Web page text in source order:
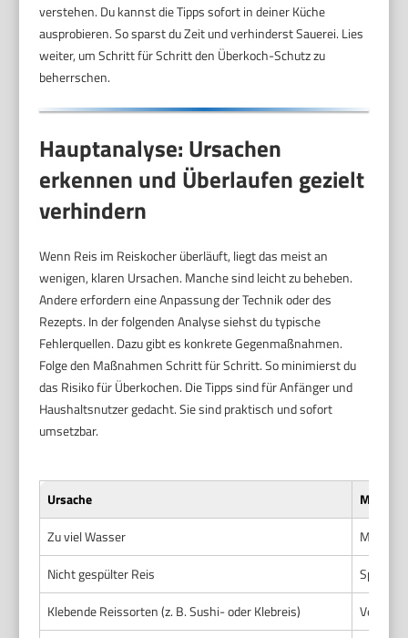
verstehen. Du kannst die Tipps sofort in deiner Küche
ausprobieren. So sparst du Zeit und verhinderst Sauerei. Lies
weiter, um Schritt für Schritt den Überkoch-Schutz zu
beherrschen.
Hauptanalyse: Ursachen
erkennen und Überlaufen gezielt
verhindern
Wenn Reis im Reiskocher überläuft, liegt das meist an
wenigen, klaren Ursachen. Manche sind leicht zu beheben.
Andere erfordern eine Anpassung der Technik oder des
Rezepts. In der folgenden Analyse siehst du typische
Fehlerquellen. Dazu gibt es konkrete Gegenmaßnahmen.
Folge den Maßnahmen Schritt für Schritt. So minimierst du
das Risiko für Überkochen. Die Tipps sind für Anfänger und
Haushaltsnutzer gedacht. Sie sind praktisch und sofort
umsetzbar.
Ursache
Zu viel Wasser
Messe
Nicht gespülter Reis
Spüle
Klebende Reissorten (z. B. Sushi- oder Klebreis)